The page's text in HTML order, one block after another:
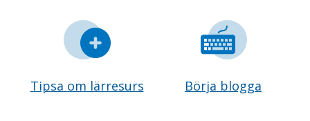
Tipsa om lärresurs Börja blogga